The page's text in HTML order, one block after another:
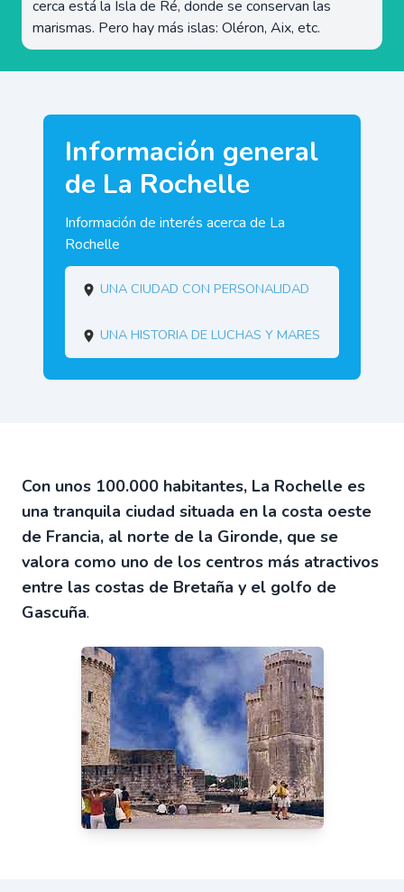
cerca está la Isla de Ré, donde se conservan las
marismas. Pero hay más islas: Oléron, Aix, etc.
Información general
de La Rochelle
Información de interés acerca de La
Rochelle
Una ciudad con personalidad
Una historia de luchas y mares
Con unos 100.000 habitantes, La Rochelle es
una tranquila ciudad situada en la costa oeste
de Francia, al norte de la Gironde, que se
valora como uno de los centros más atractivos
entre las costas de Bretaña y el golfo de
Gascuña.